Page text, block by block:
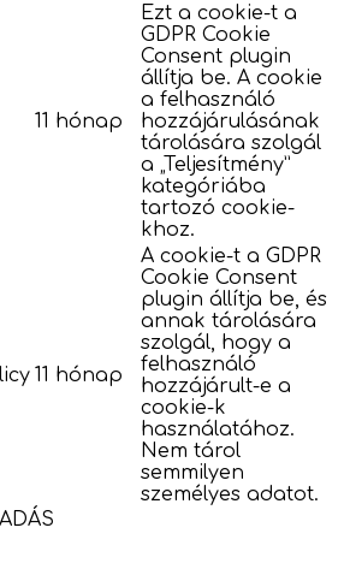
11 hónap
Ezt a cookie-t a
GDPR Cookie
Consent plugin
állítja be. A cookie
a felhasználó
hozzájárulásának
tárolására szolgál
a „Teljesítmény”
kategóriába
tartozó cookie-
khoz.
11 hónap
A cookie-t a GDPR
Cookie Consent
plugin állítja be, és
annak tárolására
szolgál, hogy a
felhasználó
hozzájárult-e a
cookie-k
használatához.
Nem tárol
semmilyen
személyes adatot.